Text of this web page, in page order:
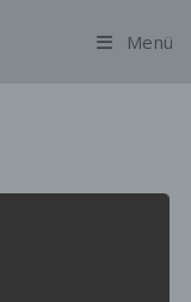
Menü